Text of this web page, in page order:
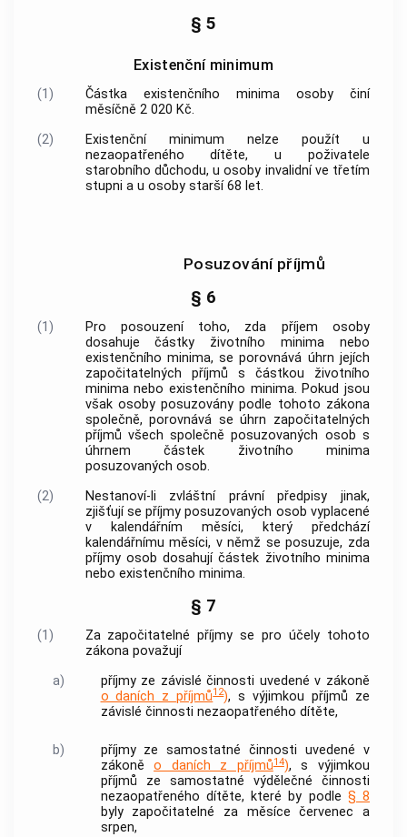
§ 5
Existenční minimum
(1)
Částka existenčního minima osoby činí
měsíčně 2 020 Kč.
(2)
Existenční minimum nelze použít u
nezaopatřeného dítěte, u poživatele
starobního důchodu, u osoby invalidní ve třetím
stupni a u osoby starší 68 let.
Posuzování příjmů
§ 6
(1)
Pro posouzení toho, zda příjem osoby
dosahuje částky životního minima nebo
existenčního minima, se porovnává úhrn jejích
započitatelných příjmů s částkou životního
minima nebo existenčního minima. Pokud jsou
však osoby posuzovány podle tohoto zákona
společně, porovnává se úhrn započitatelných
příjmů všech společně posuzovaných osob s
úhrnem částek životního minima
posuzovaných osob.
(2)
Nestanoví-li zvláštní právní předpisy jinak,
zjišťují se příjmy posuzovaných osob vyplacené
v kalendářním měsíci, který předchází
kalendářnímu měsíci, v němž se posuzuje, zda
příjmy osob dosahují částek životního minima
nebo existenčního minima.
§ 7
(1)
Za započitatelné příjmy se pro účely tohoto
zákona považují
a)
příjmy ze závislé činnosti uvedené v zákoně
o daních z příjmů12), s výjimkou příjmů ze
závislé činnosti nezaopatřeného dítěte,
b)
příjmy ze samostatné činnosti uvedené v
zákoněo daních z příjmů14), s výjimkou
příjmů ze samostatné výdělečné činnosti
nezaopatřeného dítěte, které by podle § 8
byly započitatelné za měsíce červenec a
srpen,